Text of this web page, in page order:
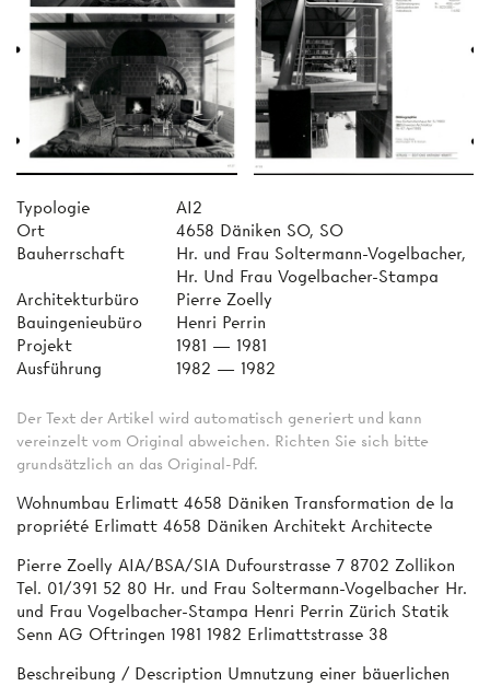
Typologie
AI2
Ort
4658 Däniken SO, SO
Bauherrschaft
Hr. und Frau Soltermann-Vogelbacher,
Hr. Und Frau Vogelbacher-Stampa
Architekturbüro
Pierre Zoelly
Bauingenieubüro
Henri Perrin
Projekt
1981 — 1981
Ausführung
1982 — 1982
Der Text der Artikel wird automatisch generiert und kann
vereinzelt vom Original abweichen. Richten Sie sich bitte
grundsätzlich an das Original-Pdf.
Wohnumbau Erlimatt 4658 Däniken Transformation de la
propriété Erlimatt 4658 Däniken Architekt Architecte
Pierre Zoelly AIA/BSA/SIA Dufourstrasse 7 8702 Zollikon
Tel. 01/391 52 80 Hr. und Frau Soltermann-Vogelbacher Hr.
und Frau Vogelbacher-Stampa Henri Perrin Zürich Statik
Senn AG Oftringen 1981 1982 Erlimattstrasse 38
Beschreibung / Description Umnutzung einer bäuerlichen